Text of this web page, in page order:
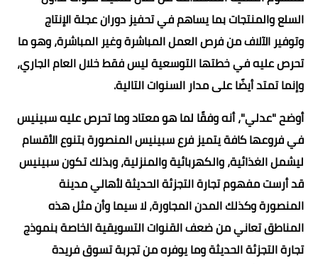
السلع والمنتجات بما يساهم في تحفيز دوران عجلة الإنتاج
وتوفير الآلاف من فرص العمل المباشرة وغير المباشرة، وهو ما
تحرص عليه في خطتها التوسعية ليس فقط خلال العام الجاري،
وإنما تمتد أيضًا على مدار السنوات التالية.
أوضح "عدلي"، أنه وفقًا لما هو معتاد وما تحرص عليه سبينيس
في فروعها كافة يتميز فرع سبينيس المنصورة بتنوع الأقسام
ليشمل الغذائية، والكهربائية والمنزلية، وبذلك تكون سبينيس
قد أرست مفهوم تجارة التجزئة الحديثة لأهالي مدينة
المنصورة وكذلك المدن المجاورة، لا سيما وأن مثل هذه
المناطق تعاني من ضعف القنوات التسويقية الخاصة بنموذج
تجارة التجزئة الحديثة وما يوفره من تجربة تسوق فريدة